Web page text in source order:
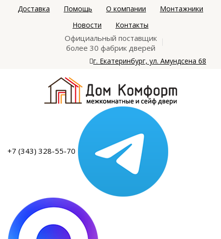
Доставка Помощь О компании
Монтажники
Новости
Контакты
Официальный поставщик
более 30 фабрик дверей
г. Екатеринбург, ул. Амундсена 68
+7 (343) 328-55-70